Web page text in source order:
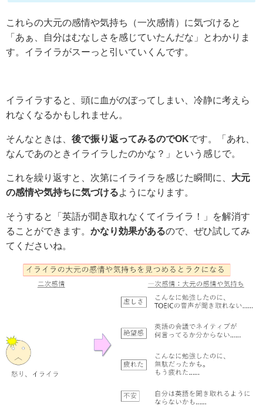
これらの大元の感情や気持ち（一次感情）に気づけると
「あぁ、自分はむなしさを感じていたんだな」とわかりま
す。イライラがスーっと引いていくんです。
イライラすると、頭に血がのぼってしまい、冷静に考えら
れなくなるかもしれません。
そんなときは、 後で振り返ってみるのでOKです。「あれ、
なんであのときイライラしたのかな？」という感じで。
これを繰り返すと、次第にイライラを感じた瞬間に、 大元
の感情や気持ちに気づけるようになります。
そうすると「英語が聞き取れなくてイライラ！」を解消す
ることができます。 かなり効果があるので、ぜひ試してみ
てくださいね。